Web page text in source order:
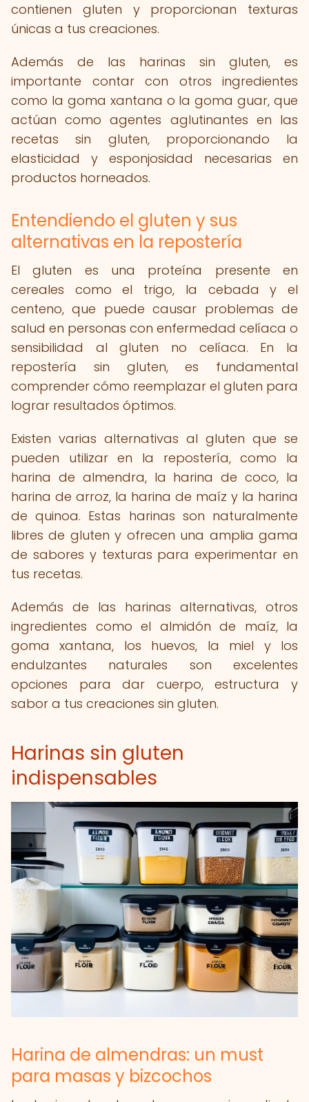
contienen gluten y proporcionan texturas
únicas a tus creaciones.
Además de las harinas sin gluten, es
importante contar con otros ingredientes
como la goma xantana o la goma guar, que
actúan como agentes aglutinantes en las
recetas sin gluten, proporcionando la
elasticidad y esponjosidad necesarias en
productos horneados.
Entendiendo el gluten y sus
alternativas en la repostería
El gluten es una proteína presente en
cereales como el trigo, la cebada y el
centeno, que puede causar problemas de
salud en personas con enfermedad celíaca o
sensibilidad al gluten no celíaca. En la
repostería sin gluten, es fundamental
comprender cómo reemplazar el gluten para
lograr resultados óptimos.
Existen varias alternativas al gluten que se
pueden utilizar en la repostería, como la
harina de almendra, la harina de coco, la
harina de arroz, la harina de maíz y la harina
de quinoa. Estas harinas son naturalmente
libres de gluten y ofrecen una amplia gama
de sabores y texturas para experimentar en
tus recetas.
Además de las harinas alternativas, otros
ingredientes como el almidón de maíz, la
goma xantana, los huevos, la miel y los
endulzantes naturales son excelentes
opciones para dar cuerpo, estructura y
sabor a tus creaciones sin gluten.
Harinas sin gluten
indispensables
Harina de almendras: un must
para masas y bizcochos